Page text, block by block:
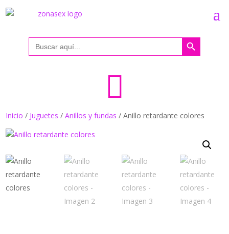
Buscar: Botón de búsqueda

Inicio / Juguetes /Anillos y fundas / Anillo retardante colores